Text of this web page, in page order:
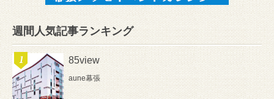
週間人気記事ランキング
85view
aune幕張